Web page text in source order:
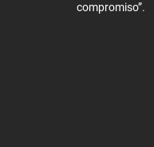
compromiso”.